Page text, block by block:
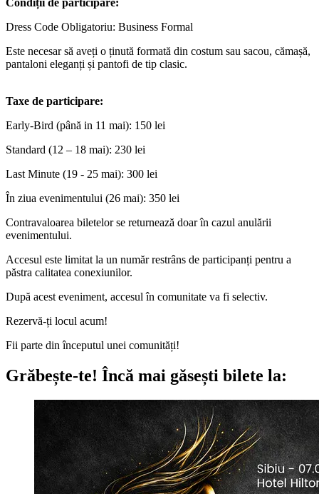
Dress Code Obligatoriu: Business Formal
Este necesar să aveți o ținută formată din costum sau sacou, cămașă,
pantaloni eleganți și pantofi de tip clasic.
Taxe de participare:
Early-Bird (până in 11 mai): 150 lei
Standard (12 – 18 mai): 230 lei
Last Minute (19 - 25 mai): 300 lei
În ziua evenimentului (26 mai): 350 lei
Contravaloarea biletelor se returnează doar în cazul anulării
evenimentului.
Accesul este limitat la un număr restrâns de participanți pentru a
păstra calitatea conexiunilor.
După acest eveniment, accesul în comunitate va fi selectiv.
Rezervă-ți locul acum!
Fii parte din începutul unei comunități!
Grăbește-te! Încă mai găsești bilete la: